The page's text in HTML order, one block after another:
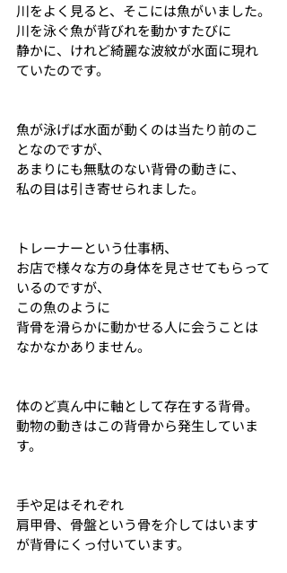
川をよく見ると、そこには魚がいました。
川を泳ぐ魚が背びれを動かすたびに
静かに、けれど綺麗な波紋が水面に現れ
ていたのです。
魚が泳げば水面が動くのは当たり前のこ
となのですが、
あまりにも無駄のない背骨の動きに、
私の目は引き寄せられました。
トレーナーという仕事柄、
お店で様々な方の身体を見させてもらって
いるのですが、
この魚のように
背骨を滑らかに動かせる人に会うことは
なかなかありません。
体のど真ん中に軸として存在する背骨。
動物の動きはこの背骨から発生していま
す。
手や足はそれぞれ
肩甲骨、骨盤という骨を介してはいます
が背骨にくっ付いています。